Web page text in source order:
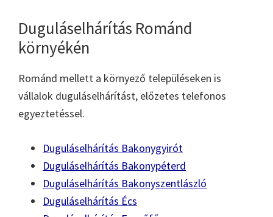
Duguláselhárítás Románd
környékén
Románd mellett a környező településeken is
vállalok duguláselhárítást, előzetes telefonos
egyeztetéssel.
Duguláselhárítás Bakonygyirót
Duguláselhárítás Bakonypéterd
Duguláselhárítás Bakonyszentlászló
Duguláselhárítás Écs